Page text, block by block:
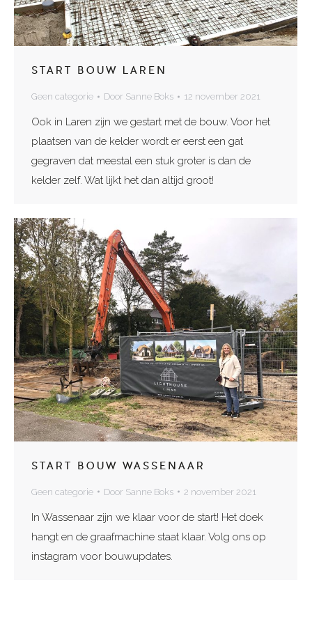
START BOUW LAREN
Geen categorie Door Sanne Boks 12 november 2021
Ook in Laren zijn we gestart met de bouw. Voor het
plaatsen van de kelder wordt er eerst een gat
gegraven dat meestal een stuk groter is dan de
kelder zelf. Wat lijkt het dan altijd groot!
START BOUW WASSENAAR
Geen categorie Door Sanne Boks 2 november 2021
In Wassenaar zijn we klaar voor de start! Het doek
hangt en de graafmachine staat klaar. Volg ons op
instagram voor bouwupdates.